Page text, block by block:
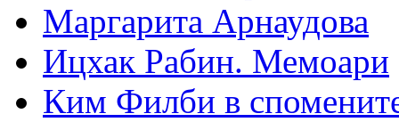
Маргарита Арнаудова
Ицхак Рабин. Мемоари
Ким Филби в